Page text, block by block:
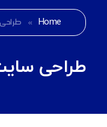
Home
» طراحی
طراحی